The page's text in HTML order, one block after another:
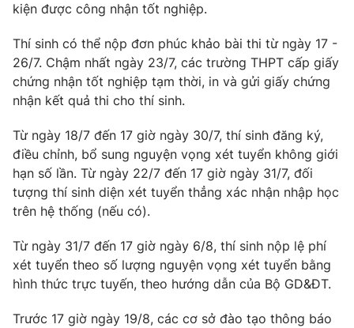
kiện được công nhận tốt nghiệp.
Thí sinh có thể nộp đơn phúc khảo bài thi từ ngày 17 -
26/7. Chậm nhất ngày 23/7, các trường THPT cấp giấy
chứng nhận tốt nghiệp tạm thời, in và gửi giấy chứng
nhận kết quả thi cho thí sinh.
Từ ngày 18/7 đến 17 giờ ngày 30/7, thí sinh đăng ký,
điều chỉnh, bổ sung nguyện vọng xét tuyển không giới
hạn số lần. Từ ngày 22/7 đến 17 giờ ngày 31/7, đối
tượng thí sinh diện xét tuyển thẳng xác nhận nhập học
trên hệ thống (nếu có).
Từ ngày 31/7 đến 17 giờ ngày 6/8, thí sinh nộp lệ phí
xét tuyển theo số lượng nguyện vọng xét tuyển bằng
hình thức trực tuyến, theo hướng dẫn của Bộ GD&ĐT.
Trước 17 giờ ngày 19/8, các cơ sở đào tạo thông báo